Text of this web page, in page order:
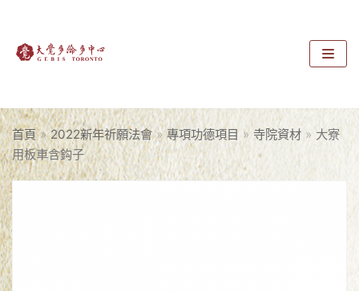
to
首頁 » 2022新年祈願法會 » 專項功德項目 » 寺院資材 » 大寮
用板車含鈎子